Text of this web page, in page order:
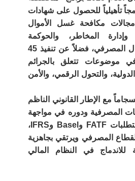
12 برنامجاً تأهيلياً للحصول على شهادات
مكافحة غسل الأموال
وإدارة المخاطر، والحوكمة
المؤسسية، والامتثال المصرفي، فضلاً عن تنفيذ 45
موضوعات تتعلق بالجرائم
الدولية، والتحول الرقمي، والأمن
مع الإطار القانوني الناظم
المصرفية ودوره في مواجهة
تحديات الامتثال لمتطلبات FATF وBasel وIFRS،
المصرفي ويرتقي بجاهزية
للاندماج في النظام المالي